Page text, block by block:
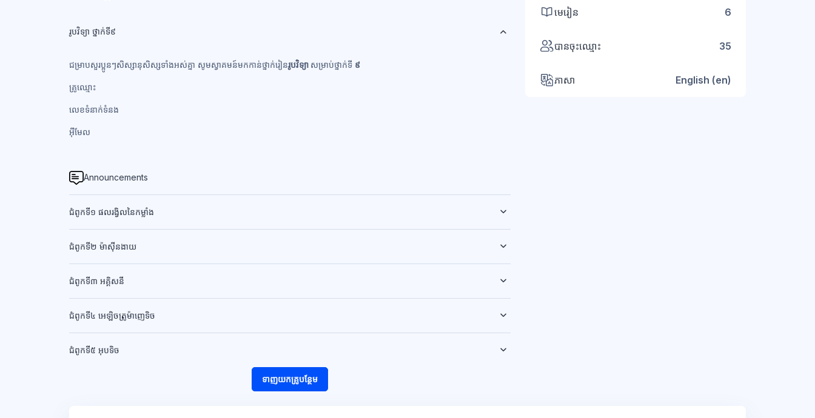
មេរៀន 6
បានចុះឈ្មោះ 35
ភាសា English ‎(en)‎
រូបវិទ្យា ថ្នាក់ទី៩
ជម្រាបសួរប្អូនៗសិស្សានុសិស្សទាំងអស់គ្នា សូមស្វាគមន៍មកកាន់ថ្នាក់រៀនរូបវិទ្យា សម្រាប់ថ្នាក់ទី ៩
គ្រូឈ្មោះ
លេខទំនាក់ទំនង​
អ៊ីមែល
Announcements
ជំពូកទី១ ផលរង្វិលនៃកម្លាំង
ជំពូកទី២ ម៉ាសុីនងាយ
ជំពូកទី៣ អគ្គិសនី
ជំពូកទី៤ អេឡិចត្រូម៉ាញេទិច
ជំពូកទី៥ អុបទិច
ទាញយកគ្រូបន្ថែម